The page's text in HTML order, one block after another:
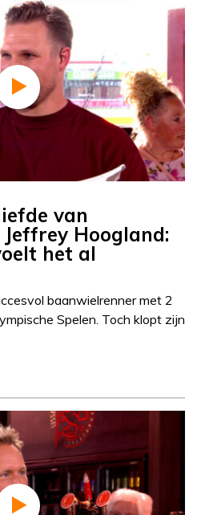
van
Hoogland:
het al
baanwielrenner met 2
Spelen. Toch klopt zijn